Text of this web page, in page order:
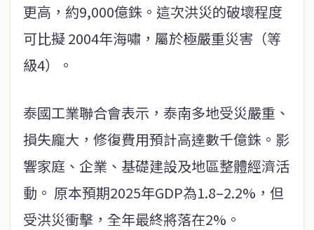
更高，約9,000億銖。這次洪災的破壞程度
可比擬 2004年海嘯，屬於極嚴重災害（等
級4）。
泰國工業聯合會表示，泰南多地受災嚴重、
損失龐大，修復費用預計高達數千億銖。影
響家庭、企業、基礎建設及地區整體經濟活
動。 原本預期2025年GDP為1.8–2.2%，但
受洪災衝擊，全年最終將落在2%。